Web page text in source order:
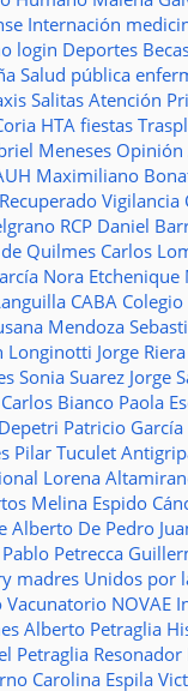
Internación
login Deportes
Salud pública
Salitas Atención
HTA fiestas
Meneses Opinión
Maximiliano
Vigilancia
RCP Daniel
Quilmes Carlos
Nora Etchenique
CABA
Mendoza
Longinotti Jorge Riera
Sonia Suarez Jorge
Carlos Bianco Paola
Patricio García
Pilar Tuculet
Lorena
Melina Espido
Alberto De Pedro
Pablo Petrecca
madres Unidos por
Vacunatorio NOVAE
Alberto Petraglia
Petraglia Resonador
Carolina Espila